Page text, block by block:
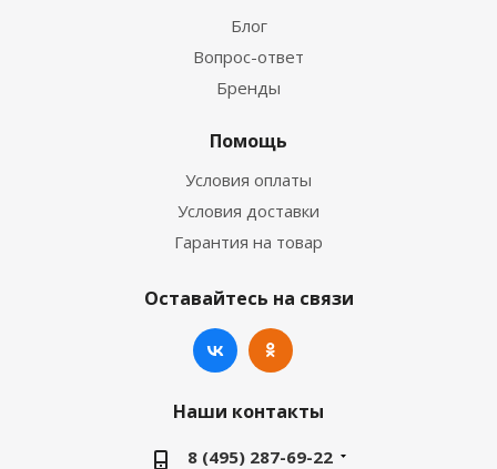
Блог
Вопрос-ответ
Бренды
Помощь
Условия оплаты
Условия доставки
Гарантия на товар
Оставайтесь на связи
Наши контакты
8 (495) 287-69-22